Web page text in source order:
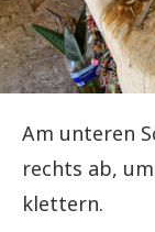
Am unteren
rechts ab,
klettern.